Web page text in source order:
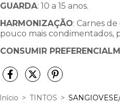
GUARDA: 10 a 15 anos.
HARMONIZAÇÃO: Carnes
pouco mais condimentados,
CONSUMIR
Início > TINTOS >